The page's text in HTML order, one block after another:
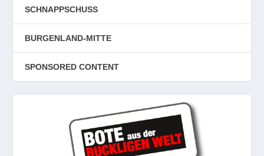
SCHNAPPSCHUSS
BURGENLAND-MITTE
SPONSORED CONTENT